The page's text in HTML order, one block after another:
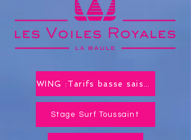
Stage Surf Toussaint